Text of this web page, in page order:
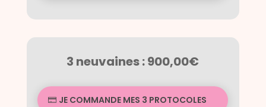
3 neuvaines : 900,00€
JE COMMANDE MES 3 PROTOCOLES